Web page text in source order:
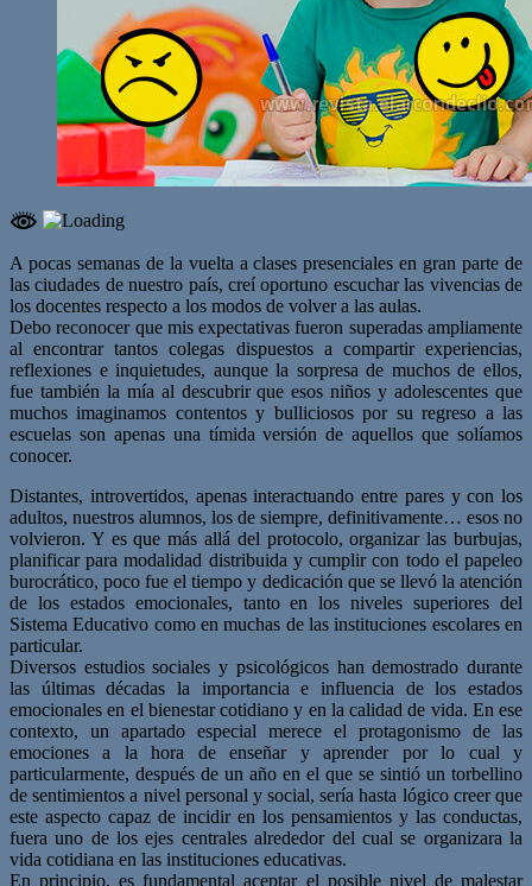
A pocas semanas de la vuelta a clases presenciales en gran parte de
las ciudades de nuestro país, creí oportuno escuchar las vivencias de
los docentes respecto a los modos de volver a las aulas.
Debo reconocer que mis expectativas fueron superadas ampliamente
al encontrar tantos colegas dispuestos a compartir experiencias,
reflexiones e inquietudes, aunque la sorpresa de muchos de ellos,
fue también la mía al descubrir que esos niños y adolescentes que
muchos imaginamos contentos y bulliciosos por su regreso a las
escuelas son apenas una tímida versión de aquellos que solíamos
conocer.
Distantes, introvertidos, apenas interactuando entre pares y con los
adultos, nuestros alumnos, los de siempre, definitivamente… esos no
volvieron. Y es que más allá del protocolo, organizar las burbujas,
planificar para modalidad distribuida y cumplir con todo el papeleo
burocrático, poco fue el tiempo y dedicación que se llevó la atención
de los estados emocionales, tanto en los niveles superiores del
Sistema Educativo como en muchas de las instituciones escolares en
particular.
Diversos estudios sociales y psicológicos han demostrado durante
las últimas décadas la importancia e influencia de los estados
emocionales en el bienestar cotidiano y en la calidad de vida. En ese
contexto, un apartado especial merece el protagonismo de las
emociones a la hora de enseñar y aprender por lo cual y
particularmente, después de un año en el que se sintió un torbellino
de sentimientos a nivel personal y social, sería hasta lógico creer que
este aspecto capaz de incidir en los pensamientos y las conductas,
fuera uno de los ejes centrales alrededor del cual se organizara la
vida cotidiana en las instituciones educativas.
En principio, es fundamental aceptar el posible nivel de malestar